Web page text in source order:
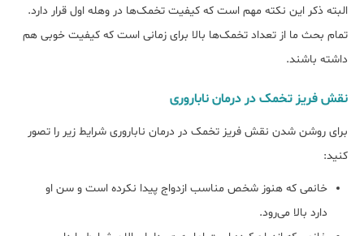
البته ذکر این نکته مهم است که کیفیت تخمک‌ها در وهله اول قرار دارد.
تمام بحث ما از تعداد تخمک‌ها بالا برای زمانی است که کیفیت خوبی هم
داشته باشند.
نقش فریز تخمک در درمان ناباروری
برای روشن شدن نقش فریز تخمک در درمان ناباروری شرایط زیر را تصور
کنید:
خانمی که هنوز شخص مناسب ازدواج پیدا نکرده است و سن او
دارد بالا می‌رود.